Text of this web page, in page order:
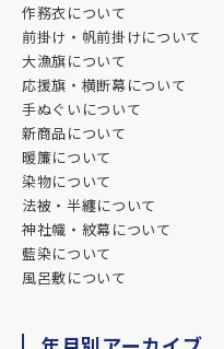
担当のイケダさんには、終
き、心より感謝しておりま
こちらの想いや使う環境に
ら、仕上がりの質はもちろ
のづくり」の姿勢が伝わっ
納品後、店先に新しい暖簾
ッと引き締まりました。日
の反応を見て、「お願いし
ます。
作務衣について
前掛け・帆前掛けについて
大漁旗について
応援旗・横断幕について
手ぬぐいについて
新商品について
暖簾について
染物について
法被・半纏について
神社幟・紋幕について
藍染について
風呂敷について